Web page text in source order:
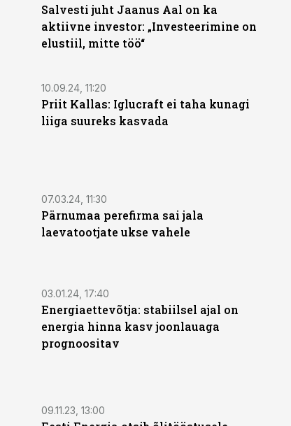
Salvesti juht Jaanus Aal on ka
aktiivne investor: „Investeerimine on
elustiil, mitte töö“
10.09.24, 11:20
Priit Kallas: Iglucraft ei taha kunagi
liiga suureks kasvada
07.03.24, 11:30
Pärnumaa perefirma sai jala
laevatootjate ukse vahele
03.01.24, 17:40
Energiaettevõtja: stabiilsel ajal on
energia hinna kasv joonlauaga
prognoositav
09.11.23, 13:00